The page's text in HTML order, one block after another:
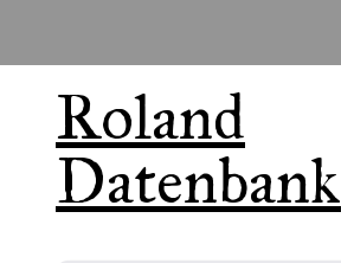
Roland
Datenbank